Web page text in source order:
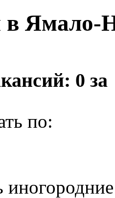
в Ямало-
0 за
по: